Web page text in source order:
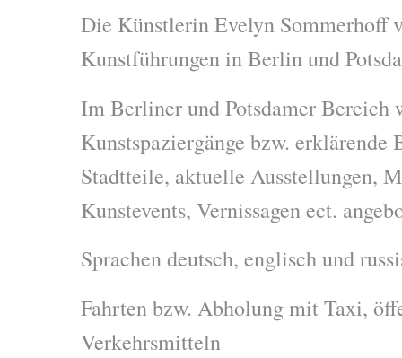
Die Künstlerin Evelyn Sommerhoff
Kunstführungen in Berlin und
Im Berliner und Potsdamer Bereich
Kunstspaziergänge bzw. erklärende
Stadtteile, aktuelle Ausstellungen,
Kunstevents, Vernissagen ect.
Sprachen deutsch, englisch und
Fahrten bzw. Abholung mit Taxi,
Verkehrsmitteln